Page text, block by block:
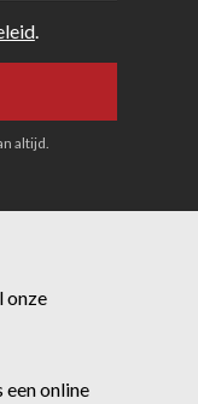
.
altijd.
onze
een online